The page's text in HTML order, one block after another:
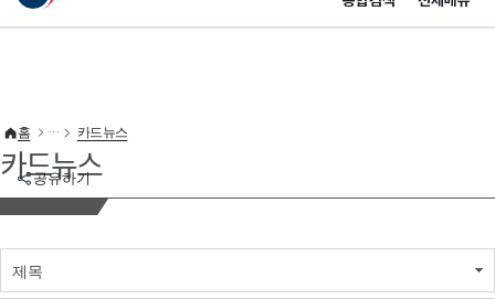
이 누리집은 대한민국 공식 전자정부 누리집입니다.
공유하기
홈 카드뉴스
카드뉴스
제목